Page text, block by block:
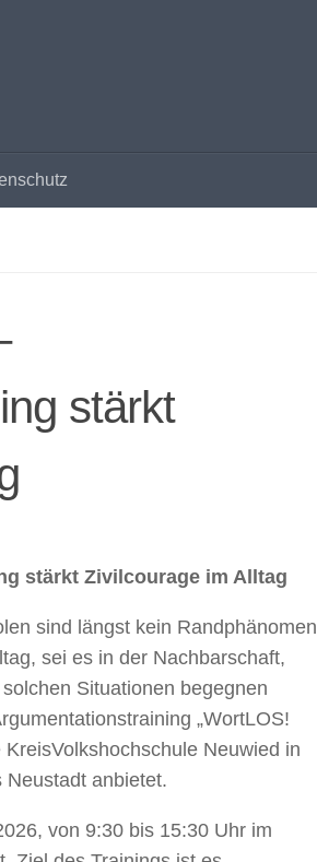
stärkt
stärkt Zivilcourage im Alltag
sind längst kein Randphänomen
sei es in der Nachbarschaft,
Situationen begegnen
„WortLOS!
Neuwied in
anbietet.
von 9:30 bis 15:30 Uhr im